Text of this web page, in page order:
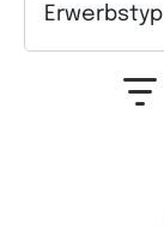
Erwerbstyp